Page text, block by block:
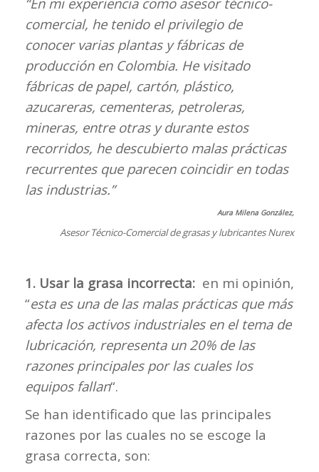
comercial, he tenido el privilegio de
conocer varias plantas y fábricas de
producción en Colombia. He visitado
fábricas de papel, cartón, plástico,
azucareras, cementeras, petroleras,
mineras, entre otras y durante estos
recorridos, he descubierto malas prácticas
recurrentes que parecen coincidir en todas
las industrias.”
Aura Milena González,
Asesor Técnico-Comercial de grasas y lubricantes Nurex
1. Usar la grasa incorrecta: en mi opinión,
“esta es una de las malas prácticas que más
afecta los activos industriales en el tema de
lubricación, representa un 20% de las
razones principales por las cuales los
equipos fallan“.
Se han identificado que las principales
razones por las cuales no se escoge la
grasa correcta, son: